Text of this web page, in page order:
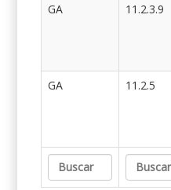
GA
11.2.3.9
GA
11.2.5